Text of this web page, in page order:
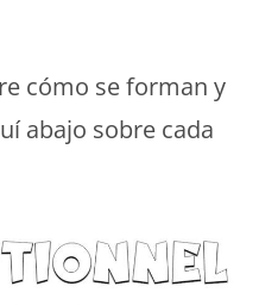
cómo se forman y
abajo sobre cada